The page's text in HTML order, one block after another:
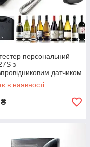
персональний
з
датчиком
дисплеєм
в наявності
₴